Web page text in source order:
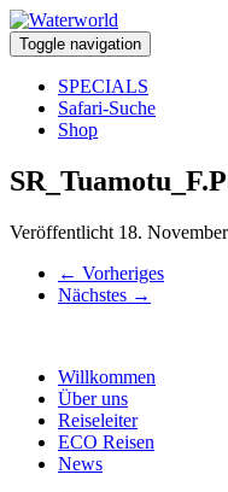
Toggle navigation
SPECIALS
Safari-Suche
Shop
Veröffentlicht 18.
← Vorheriges
Nächstes →
Willkommen
Über uns
Reiseleiter
ECO Reisen
News